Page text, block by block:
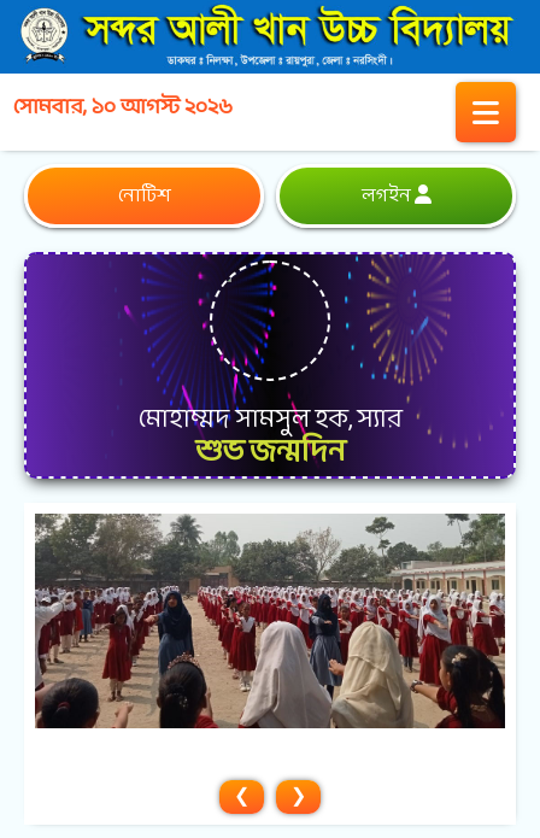
সোমবার, ১০ আগস্ট ২০২৬
নোটিশ লগইন
মোহাম্মদ সামসুল হক, স্যার
শুভ জন্মদিন
❮ ❯